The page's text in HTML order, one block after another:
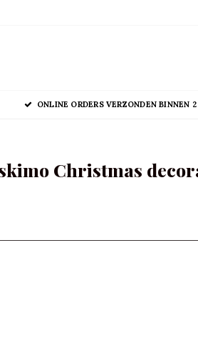
ONLINE ORDERS VERZONDEN BINNEN
Christmas